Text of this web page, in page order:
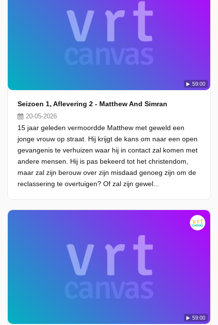
59:00
Seizoen 1, Aflevering 2 - Matthew And Simran
20-05-2026
15 jaar geleden vermoordde Matthew met geweld een
jonge vrouw op straat. Hij krijgt de kans om naar een open
gevangenis te verhuizen waar hij in contact zal komen met
andere mensen. Hij is pas bekeerd tot het christendom,
maar zal zijn berouw over zijn misdaad genoeg zijn om de
reclassering te overtuigen? Of zal zijn gewel...
59:00